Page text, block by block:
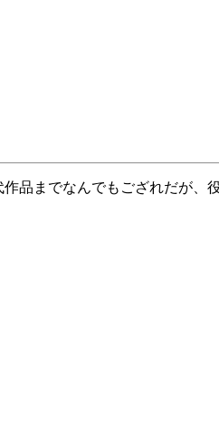
品までなんでもござれだが、